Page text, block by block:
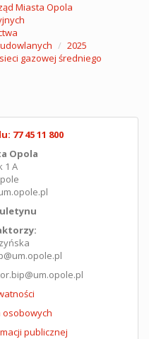
Miasta Opola
2025
gazowej średniego
77 45 11 800
Opola
1 A
osobowych
publicznej